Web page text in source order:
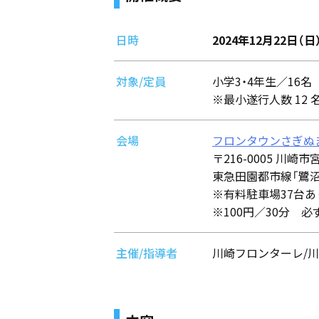
日時 2024年12月22日（日
対象/定員
小学3・4年生／16名
※最小遂行人数 12
会場
フロンタウンさぎぬ
〒216-0005 川崎市
東急田園都市線「鷺
※有料駐車場37台
※100円／30分 必
主催/指導者 川崎フロンターレ/